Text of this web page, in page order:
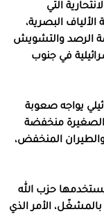
التي
البصرية،
الرصد والتشويش
في جنوب
يواجه صعوبة
الصغيرة منخفضة
والطيران المنخفض،
حزب الله
الأمر الذي